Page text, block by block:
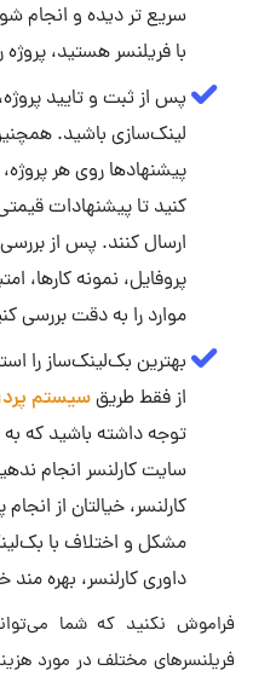
سریع تر دیده و انجام
با فریلنسر هستید، پروژه
پس از ثبت و تایید
لینک‌سازی باشید.
کنید تا پیشنهادات
ارسال کنند. پس از
پروفایل، نمونه کارها،
موارد را به دقت بررسی
بهترین بک‌لینک‌ساز را
از فقط طریقسیستم
توجه داشته باشید که
سایت کارلنسر انجام
کارلنسر، خیالتان از
مشکل و اختلاف با
داوری کارلنسر، بهره
فراموش نکنید که شما
فریلنسرهای مختلف در مورد